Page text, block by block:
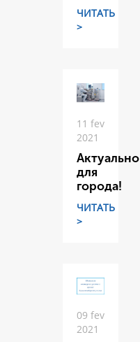
ЧИТАТЬ
>
11 fev
2021
Актуально
для
города!
ЧИТАТЬ
>
09 fev
2021